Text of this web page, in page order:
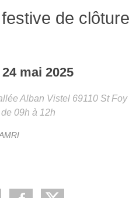
de clôture
24 mai 2025
Alban Vistel 69110 St Foy
de 09h à 12h